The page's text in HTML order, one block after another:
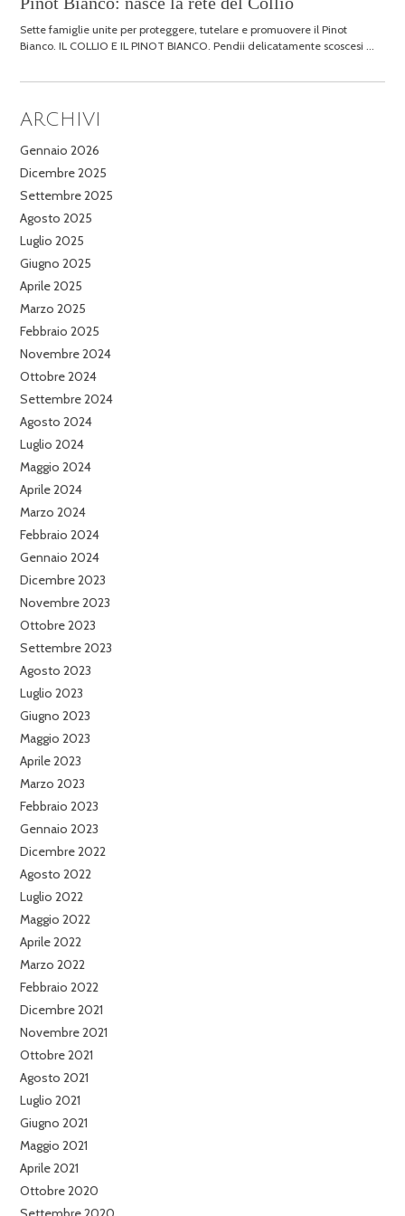
2026
Sette famiglie unite per proteggere, tutelare e promuovere il Pinot
Bianco. IL COLLIO E IL PINOT BIANCO. Pendii delicatamente scoscesi …
ARCHIVI
Gennaio 2026
Dicembre 2025
Settembre 2025
Agosto 2025
Luglio 2025
Giugno 2025
Aprile 2025
Marzo 2025
Febbraio 2025
Novembre 2024
Ottobre 2024
Settembre 2024
Agosto 2024
Luglio 2024
Maggio 2024
Aprile 2024
Marzo 2024
Febbraio 2024
Gennaio 2024
Dicembre 2023
Novembre 2023
Ottobre 2023
Settembre 2023
Agosto 2023
Luglio 2023
Giugno 2023
Maggio 2023
Aprile 2023
Marzo 2023
Febbraio 2023
Gennaio 2023
Dicembre 2022
Agosto 2022
Luglio 2022
Maggio 2022
Aprile 2022
Marzo 2022
Febbraio 2022
Dicembre 2021
Novembre 2021
Ottobre 2021
Agosto 2021
Luglio 2021
Giugno 2021
Maggio 2021
Aprile 2021
Ottobre 2020